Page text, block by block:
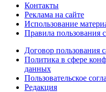
Контакты
Реклама на сайте
Использование
Правила пользования
Договор пользования
Политика в сфере
данных
Пользовательское
Редакция